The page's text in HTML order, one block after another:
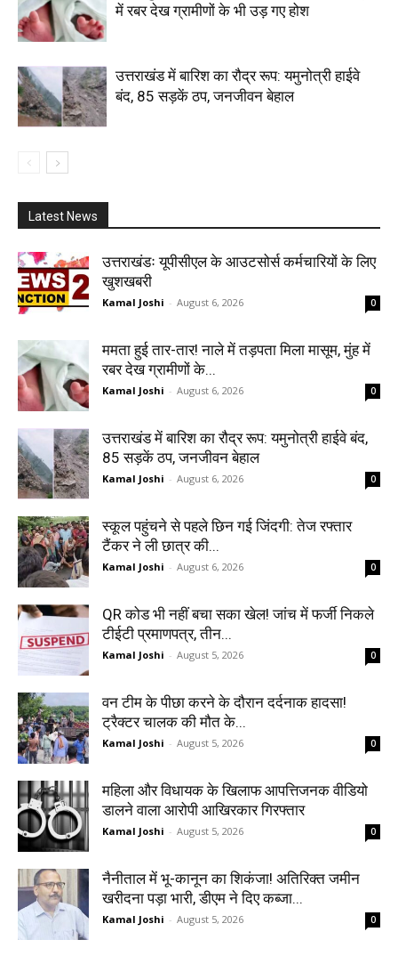
में रबर देख ग्रामीणों के भी उड़ गए होश
उत्तराखंड में बारिश का रौद्र रूप: यमुनोत्री हाईवे
बंद, 85 सड़कें ठप, जनजीवन बेहाल
Latest News
उत्तराखंडः यूपीसीएल के आउटसोर्स कर्मचारियों के लिए
खुशखबरी
Kamal Joshi - August 6, 2026 0
ममता हुई तार-तार! नाले में तड़पता मिला मासूम, मुंह में
रबर देख ग्रामीणों के...
Kamal Joshi - August 6, 2026 0
उत्तराखंड में बारिश का रौद्र रूप: यमुनोत्री हाईवे बंद,
85 सड़कें ठप, जनजीवन बेहाल
Kamal Joshi - August 6, 2026 0
स्कूल पहुंचने से पहले छिन गई जिंदगी: तेज रफ्तार
टैंकर ने ली छात्र की...
Kamal Joshi - August 6, 2026 0
QR कोड भी नहीं बचा सका खेल! जांच में फर्जी निकले
टीईटी प्रमाणपत्र, तीन...
Kamal Joshi - August 5, 2026 0
वन टीम के पीछा करने के दौरान दर्दनाक हादसा!
ट्रैक्टर चालक की मौत के...
Kamal Joshi - August 5, 2026 0
महिला और विधायक के खिलाफ आपत्तिजनक वीडियो
डालने वाला आरोपी आखिरकार गिरफ्तार
Kamal Joshi - August 5, 2026 0
नैनीताल में भू-कानून का शिकंजा! अतिरिक्त जमीन
खरीदना पड़ा भारी, डीएम ने दिए कब्जा...
Kamal Joshi - August 5, 2026 0